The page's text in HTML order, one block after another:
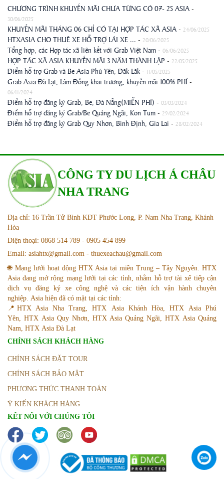
CHƯƠNG TRÌNH KHUYẾN MÃI CHƯA TỪNG CÓ 07- 25 ASIA -
30/06/2025
KHUYẾN MÃI THÁNG 06 CHỈ CÓ TẠI HỢP TÁC XÃ ASIA - 24/06/2025
HTXASIA CHO THUÊ XE HỖ TRỢ LÁI XE ... - 20/06/2025
Tổng hợp, các Hợp tác xã liên kết với Grab Việt Nam - 06/06/2025
HỢP TÁC XÃ ASIA KHUYẾN MÃI 3 NĂM THÀNH LẬP - 22/05/2025
Điểm hỗ trợ Grab và Be Asia Phú Yên, Đăk Lăk - 11/05/2025
Grab Asia Đà Lạt, Lâm Đồng khai trương, khuyến mãi 100% PHÍ -
06/11/2024
Điểm hỗ trợ đăng ký Grab, Be, Đà Nẵng(MIỄN PHÍ) - 03/03/2024
Điểm hỗ trợ đăng ký Grab/Be Quảng Ngãi, Kon Tum - 29/02/2024
Điểm hỗ trợ đăng ký Grab Quy Nhơn, Bình Định, Gia Lai - 28/02/2024
CÔNG TY DU LỊCH Á CHÂU
NHA TRANG
Địa chỉ: 16 Trần Tử Bình KĐT Phước Long, P. Nam Nha Trang, Khánh
Hòa
Điện thoại: 0868 514 789 - 0905 454 899
Email: asiahtx@gmail.com - thuexeachau@gmail.com
🌐 Mạng lưới hoạt động HTX Asia tại miền Trung – Tây Nguyên. HTX
Asia đang mở rộng mạng lưới tại các tỉnh, nhằm hỗ trợ tài xế tiếp cận
dịch vụ đăng ký xe công nghệ và các tiện ích vận hành chuyên
nghiệp. Asia hiện đã có mặt tại các tỉnh:
📍HTX Asia Nha Trang, HTX Asia Khánh Hòa, HTX Asia Phú
Yên, HTX Asia Quy Nhơn, HTX Asia Quảng Ngãi, HTX Asia Quảng
Nam, HTX Asia Đà Lạt
CHÍNH SÁCH KHÁCH HÀNG
CHÍNH SÁCH ĐẶT TOUR
CHÍNH SÁCH BẢO MẬT
PHƯƠNG THỨC THANH TOÁN
Ý KIẾN KHÁCH HÀNG
KẾT NỐI VỚI CHÚNG TÔI